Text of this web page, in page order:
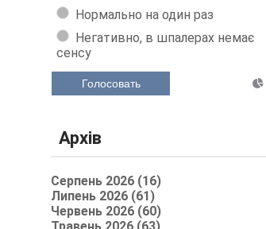
Нормально на один раз
Негативно, в шпалерах немає
сенсу
Голосовать
Архів
Серпень 2026 (16)
Липень 2026 (61)
Червень 2026 (60)